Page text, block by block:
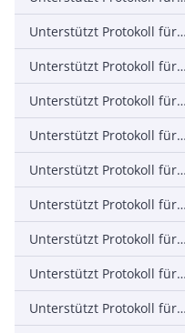
Unterstützt Protokoll für ASI
Unterstützt Protokoll für KNX
Unterstützt Protokoll für Modbus
Unterstützt Protokoll für Data-Highway
Unterstützt Protokoll für DeviceNet
Unterstützt Protokoll für SUCONET
Unterstützt Protokoll für LON
Unterstützt Protokoll für PROFINET IO
Unterstützt Protokoll für PROFINET CBA